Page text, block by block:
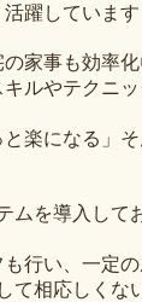
躍しています
家事も効率
ルやテクニ
と楽になる」
ムを導入して
行い、一定
て相応しくな